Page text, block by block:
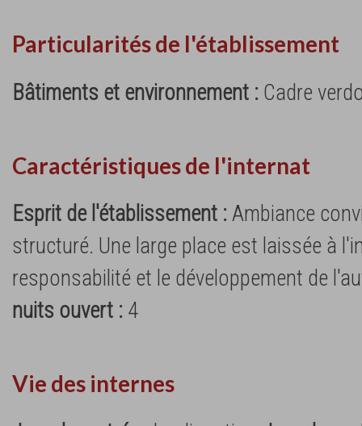
Particularités de l'établissement
Bâtiments et environnement : Cadre
Caractéristiques de l'internat
Esprit de l'établissement :Ambiance
structuré. Une large place est laissée à
responsabilité et le développement de
nuits ouvert : 4
Vie des internes